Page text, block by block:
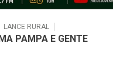
LANCE RURAL
PAMPA E GENTE